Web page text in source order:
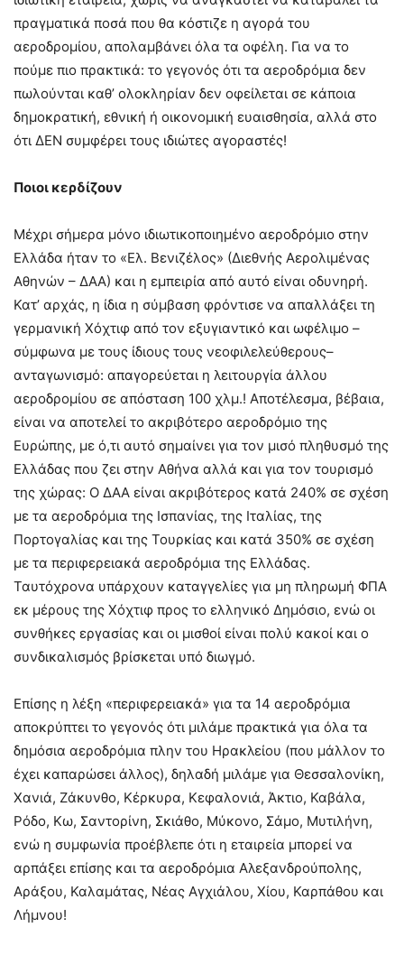
πραγματικά ποσά που θα κόστιζε η αγορά του
αεροδρομίου, απολαμβάνει όλα τα οφέλη. Για να το
πούμε πιο πρακτικά: το γεγονός ότι τα αεροδρόμια δεν
πωλούνται καθ’ ολοκληρίαν δεν οφείλεται σε κάποια
δημοκρατική, εθνική ή οικονομική ευαισθησία, αλλά στο
ότι ΔΕΝ συμφέρει τους ιδιώτες αγοραστές!
Ποιοι κερδίζουν
Μέχρι σήμερα μόνο ιδιωτικοποιημένο αεροδρόμιο στην
Ελλάδα ήταν το «Ελ. Βενιζέλος» (Διεθνής Αερολιμένας
Αθηνών – ΔΑΑ) και η εμπειρία από αυτό είναι οδυνηρή.
Κατ’ αρχάς, η ίδια η σύμβαση φρόντισε να απαλλάξει τη
γερμανική Χόχτιφ από τον εξυγιαντικό και ωφέλιμο –
σύμφωνα με τους ίδιους τους νεοφιλελεύθερους–
ανταγωνισμό: απαγορεύεται η λειτουργία άλλου
αεροδρομίου σε απόσταση 100 χλμ.! Αποτέλεσμα, βέβαια,
είναι να αποτελεί το ακριβότερο αεροδρόμιο της
Ευρώπης, με ό,τι αυτό σημαίνει για τον μισό πληθυσμό της
Ελλάδας που ζει στην Αθήνα αλλά και για τον τουρισμό
της χώρας: Ο ΔΑΑ είναι ακριβότερος κατά 240% σε σχέση
με τα αεροδρόμια της Ισπανίας, της Ιταλίας, της
Πορτογαλίας και της Τουρκίας και κατά 350% σε σχέση
με τα περιφερειακά αεροδρόμια της Ελλάδας.
Ταυτόχρονα υπάρχουν καταγγελίες για μη πληρωμή ΦΠΑ
εκ μέρους της Χόχτιφ προς το ελληνικό Δημόσιο, ενώ οι
συνθήκες εργασίας και οι μισθοί είναι πολύ κακοί και ο
συνδικαλισμός βρίσκεται υπό διωγμό.
Επίσης η λέξη «περιφερειακά» για τα 14 αεροδρόμια
αποκρύπτει το γεγονός ότι μιλάμε πρακτικά για όλα τα
δημόσια αεροδρόμια πλην του Ηρακλείου (που μάλλον το
έχει καπαρώσει άλλος), δηλαδή μιλάμε για Θεσσαλονίκη,
Χανιά, Ζάκυνθο, Κέρκυρα, Κεφαλονιά, Άκτιο, Καβάλα,
Ρόδο, Κω, Σαντορίνη, Σκιάθο, Μύκονο, Σάμο, Μυτιλήνη,
ενώ η συμφωνία προέβλεπε ότι η εταιρεία μπορεί να
αρπάξει επίσης και τα αεροδρόμια Αλεξανδρούπολης,
Αράξου, Καλαμάτας, Νέας Αγχιάλου, Χίου, Καρπάθου και
Λήμνου!